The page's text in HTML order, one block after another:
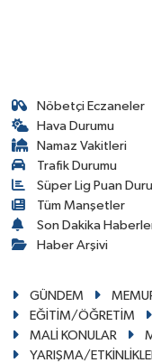
Nöbetçi Eczaneler
Hava Durumu
Namaz Vakitleri
Trafik Durumu
Süper Lig Puan
Tüm Manşetler
Son Dakika
Haber Arşivi
GÜNDEM
EĞİTİM/ÖĞRETİM
MALİ KONULAR
YARIŞMA/